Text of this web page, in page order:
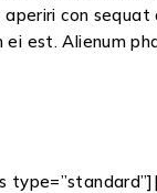
con
est. Alienum